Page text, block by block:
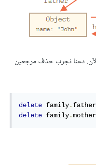
دعنا نجرب حذف مرجعين
delete family. father
delete family.mother